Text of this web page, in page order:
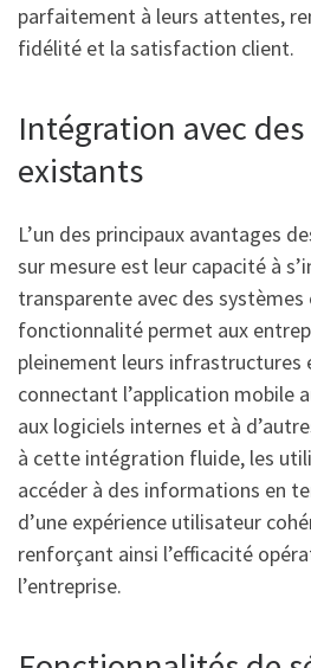
parfaitement à leurs attentes,
fidélité et la satisfaction client.
Intégration avec
existants
L’un des principaux avantages
sur mesure est leur capacité à
transparente avec des
fonctionnalité permet aux
pleinement leurs infrastructures
connectant l’application mobile
aux logiciels internes et à
à cette intégration fluide, les
accéder à des informations en
d’une expérience utilisateur
renforçant ainsi l’efficacité
l’entreprise.